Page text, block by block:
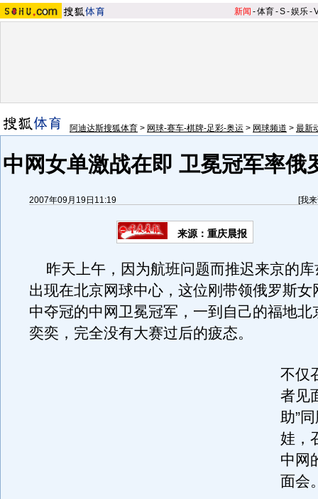
新闻 -体育-S-娱乐-
阿迪达斯搜狐体育 > 网球-赛车-棋牌-足彩-奥运 > 网球频道 > 最新
中网女单激战在即 卫冕冠军率俄
2007年09月19日11:19 [我
来源：重庆晨报
昨天上午，因为航班问题而推迟来京的库
出现在北京网球中心，这位刚带领俄罗斯女
中夺冠的中网卫冕冠军，一到自己的福地北
奕奕，完全没有大赛过后的疲态。
不仅
者见
助”
娃，
中网
面会